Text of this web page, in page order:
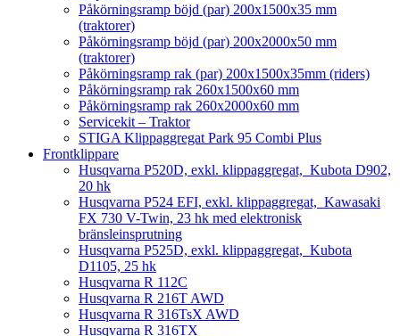
Påkörningsramp böjd (par) 200x1500x35 mm
(traktorer)
Påkörningsramp böjd (par) 200x2000x50 mm
(traktorer)
Påkörningsramp rak (par) 200x1500x35mm (riders)
Påkörningsramp rak 260x1500x60 mm
Påkörningsramp rak 260x2000x60 mm
Servicekit – Traktor
STIGA Klippaggregat Park 95 Combi Plus
Frontklippare
Husqvarna P520D, exkl. klippaggregat, Kubota D902,
20 hk
Husqvarna P524 EFI, exkl. klippaggregat, Kawasaki
FX 730 V-Twin, 23 hk med elektronisk
bränsleinsprutning
Husqvarna P525D, exkl. klippaggregat, Kubota
D1105, 25 hk
Husqvarna R 112C
Husqvarna R 216T AWD
Husqvarna R 316TsX AWD
Husqvarna R 316TX